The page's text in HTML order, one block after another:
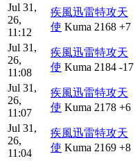
Jul 31,
26,
11:12
疾風迅雷特攻天
使 Kuma 2168 +7
Jul 31,
26,
11:08
疾風迅雷特攻天
使 Kuma 2184 -17
Jul 31,
26,
11:07
疾風迅雷特攻天
使 Kuma 2178 +6
Jul 31,
26,
11:04
疾風迅雷特攻天
使 Kuma 2169 +8